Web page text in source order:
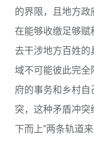
的界限，且地方政
在能够收缴足够赋
去干涉地方百姓的
域不可能彼此完全
府的事务和乡村自
突，这种矛盾冲突
下而上”两条轨道来